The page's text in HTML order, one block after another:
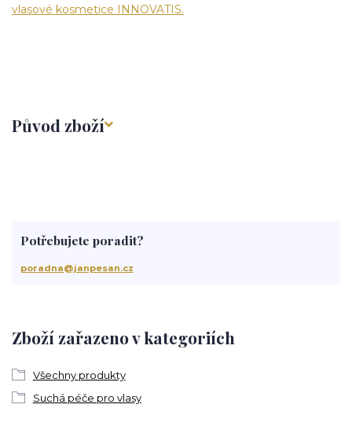
vlasové kosmetice INNOVATIS.
Původ zboží
Zboží zařazeno v kategoriích
Všechny produkty
Suchá péče pro vlasy
Potřebujete poradit?
poradna@janpesan.cz